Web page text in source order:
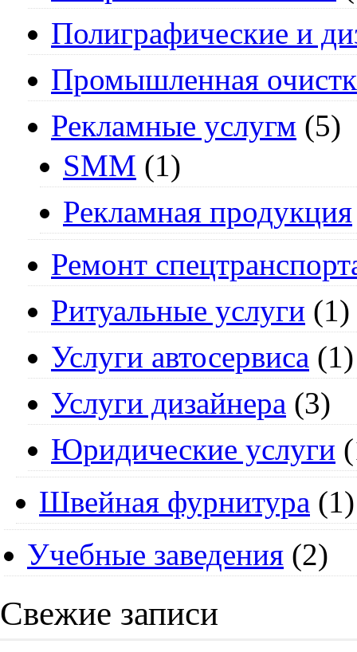
Полиграфические и
Промышленная
Рекламные услугм (5)
SMM (1)
Рекламная продукция
Ремонт
Ритуальные услуги (1)
Услуги автосервиса (1)
Услуги дизайнера (3)
Юридические услуги
Швейная фурнитура (1)
Учебные заведения (2)
Свежие записи